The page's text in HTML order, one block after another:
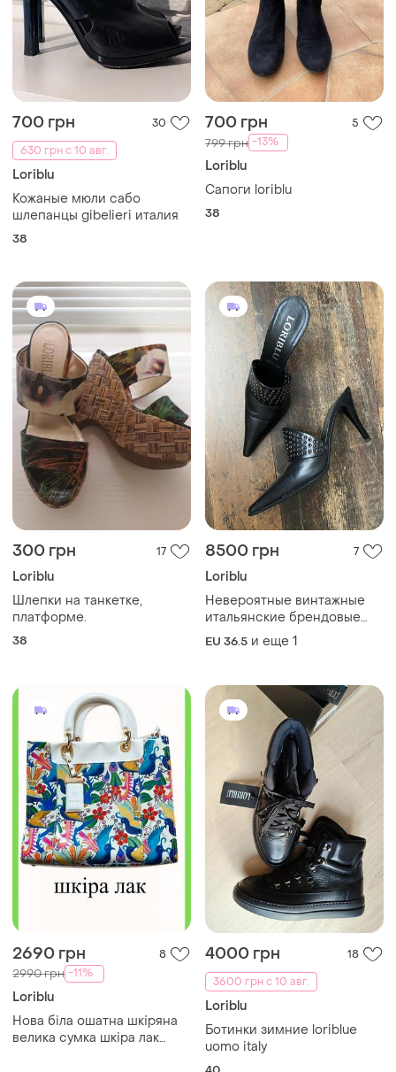
700 грн
30
630 грн с 10 авг.
Loriblu
Кожаные мюли сабо
шлепанцы gibelieri италия
38
700 грн 5
799 грн -13%
Loriblu
Сапоги loriblu
38
300 грн 17
Loriblu
Шлепки на танкетке,
платформе.
38
8500 грн 7
Loriblu
Невероятные винтажные
итальянские брендовые
мюли с острым носком на
высоких каблуках кожа
EU 36.5 и еще 1
2690 грн 8
2990 грн -11%
Loriblu
Нова біла ошатна шкіряна
велика сумка шкіра лак
4000 грн
18
3600 грн с 10 авг.
Loriblu
Ботинки зимние loriblue
uomo italy